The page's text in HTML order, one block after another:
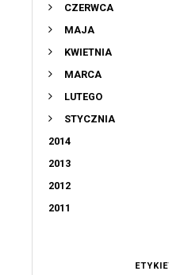
CZERWCA
MAJA
KWIETNIA
MARCA
LUTEGO
STYCZNIA
2014
2013
2012
2011